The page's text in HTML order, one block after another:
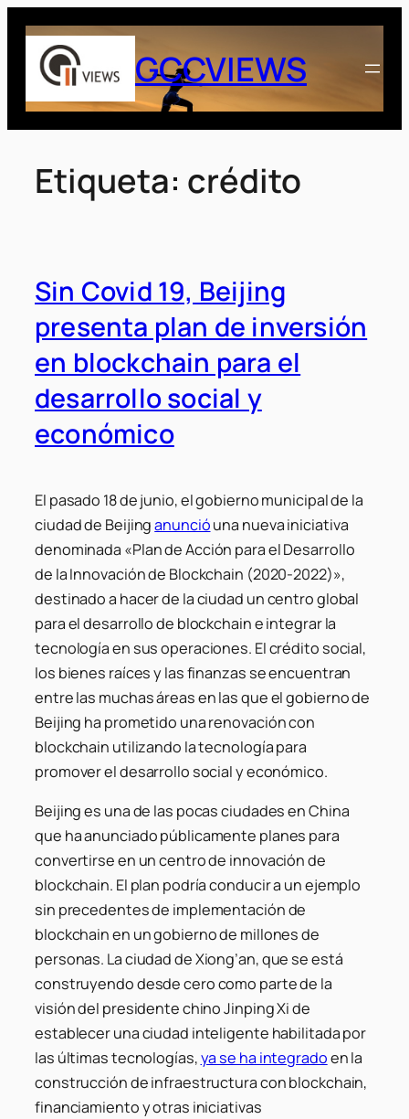
Saltar
contenido
GCCVIEWS
Etiqueta: crédito
Sin Covid 19, Beijing
presenta plan de inversión
en blockchain para el
desarrollo social y
económico
El pasado 18 de junio, el gobierno municipal de la
ciudad de Beijinganuncióuna nueva iniciativa
denominada «Plan de Acción para el Desarrollo
de la Innovación de Blockchain (2020-2022)»,
destinado a hacer de la ciudad un centro global
para el desarrollo de blockchain e integrar la
tecnología en sus operaciones. El crédito social,
los bienes raíces y las finanzas se encuentran
entre las muchas áreas en las que el gobierno de
Beijing ha prometido una renovación con
blockchain utilizando la tecnología para
promover el desarrollo social y económico.
Beijing es una de las pocas ciudades en China
que ha anunciado públicamente planes para
convertirse en un centro de innovación de
blockchain. El plan podría conducir a un ejemplo
sin precedentes de implementación de
blockchain en un gobierno de millones de
personas. La ciudad de Xiong’an, que se está
construyendo desde cero como parte de la
visión del presidente chino Jinping Xi de
establecer una ciudad inteligente habilitada por
las últimas tecnologías,ya se ha integradoen la
construcción de infraestructura con blockchain,
financiamiento y otras iniciativas